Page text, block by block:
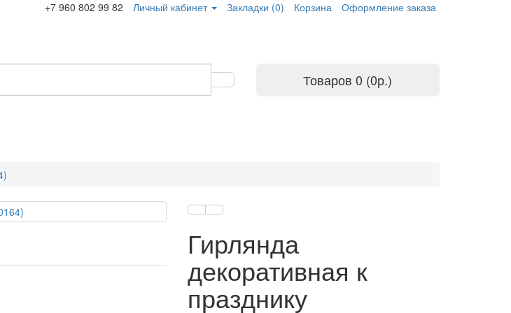
+7 960 802 99 82 Личный кабинет Закладки (0) Корзина Оформление заказа
Товаров 0 (0р.)
Гирлянда
декоративная к
празднику